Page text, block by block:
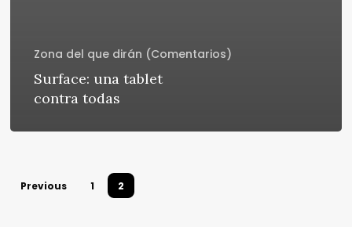
Zona del que dirán (Comentarios)
Surface: una tablet
contra todas
Previous 1 2